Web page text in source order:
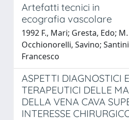
Artefatti tecnici in
ecografia vascolare
1992 F., Mari; Gresta, Edo;
Occhionorelli, Savino;
Francesco
ASPETTI DIAGNOSTICI E
TERAPEUTICI DELLE
DELLA VENA CAVA
INTERESSE